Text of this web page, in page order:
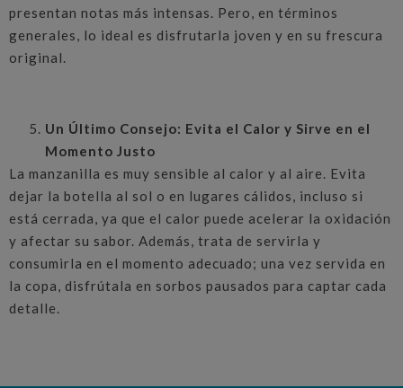
presentan notas más intensas. Pero, en términos
generales, lo ideal es disfrutarla joven y en su frescura
original.
Un Último Consejo: Evita el Calor y Sirve en el
Momento Justo
La manzanilla es muy sensible al calor y al aire. Evita
dejar la botella al sol o en lugares cálidos, incluso si
está cerrada, ya que el calor puede acelerar la oxidación
y afectar su sabor. Además, trata de servirla y
consumirla en el momento adecuado; una vez servida en
la copa, disfrútala en sorbos pausados para captar cada
detalle.